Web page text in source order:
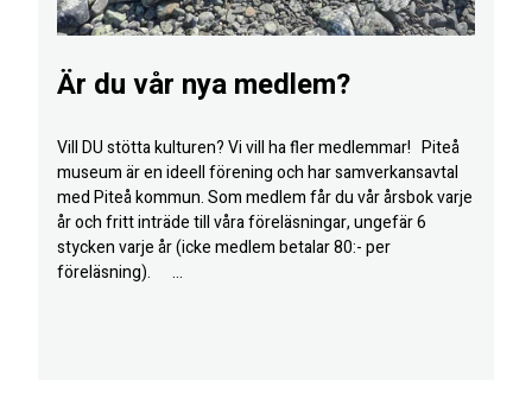
Är du vår nya medlem?
Vill DU stötta kulturen? Vi vill ha fler medlemmar! Piteå
museum är en ideell förening och har samverkansavtal
med Piteå kommun. Som medlem får du vår årsbok varje
år och fritt inträde till våra föreläsningar, ungefär 6
stycken varje år (icke medlem betalar 80:- per
föreläsning). ...